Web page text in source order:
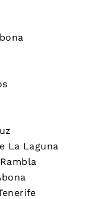
La Laguna